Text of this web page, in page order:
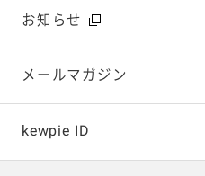
広告ギャラリー
テレビ・ラジオ
キャンペーン・イベント
お知らせ
メールマガジン
kewpie ID